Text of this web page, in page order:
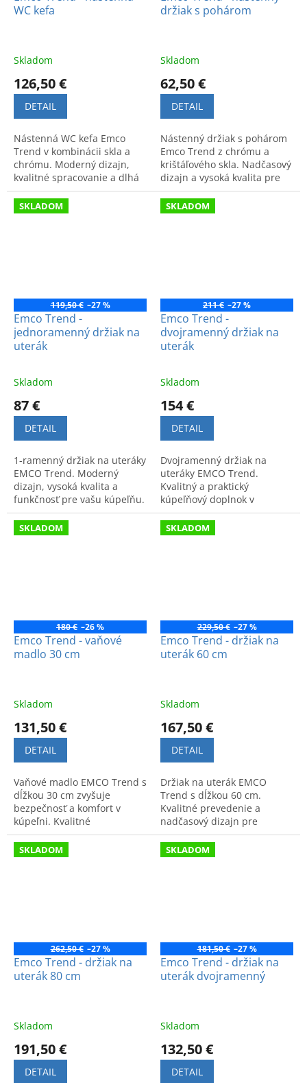
WC kefa
Skladom
126,50 €
DETAIL
Nástenná WC kefa Emco
Trend v kombinácii skla a
chrómu. Moderný dizajn,
kvalitné spracovanie a dlhá
životnosť. Štýlový a funkčný
doplnok do každej kúpeľne.
držiak s pohárom
Skladom
62,50 €
DETAIL
Nástenný držiak s pohárom
Emco Trend z chrómu a
krištáľového skla. Nadčasový
dizajn a vysoká kvalita pre
vašu kúpeľňu.
SKLADOM
119,50 € –27 %
Emco Trend -
jednoramenný držiak na
uterák
Skladom
87 €
DETAIL
1-ramenný držiak na uteráky
EMCO Trend. Moderný
dizajn, vysoká kvalita a
funkčnosť pre vašu kúpeľňu.
Model: 025000132.
SKLADOM
211 € –27 %
Emco Trend -
dvojramenný držiak na
uterák
Skladom
154 €
DETAIL
Dvojramenný držiak na
uteráky EMCO Trend.
Kvalitný a praktický
kúpeľňový doplnok v
modernom dizajne.
SKLADOM
180 € –26 %
Emco Trend - vaňové
madlo 30 cm
Skladom
131,50 €
DETAIL
Vaňové madlo EMCO Trend s
dĺžkou 30 cm zvyšuje
bezpečnosť a komfort v
kúpeľni. Kvalitné
vyhotovenie v modernom
dizajne.
SKLADOM
229,50 € –27 %
Emco Trend - držiak na
uterák 60 cm
Skladom
167,50 €
DETAIL
Držiak na uterák EMCO
Trend s dĺžkou 60 cm.
Kvalitné prevedenie a
nadčasový dizajn pre
modernú kúpeľňu. Dlhá
životnosť od popredného
výrobcu.
SKLADOM
262,50 € –27 %
Emco Trend - držiak na
uterák 80 cm
Skladom
191,50 €
DETAIL
SKLADOM
181,50 € –27 %
Emco Trend - držiak na
uterák dvojramenný
Skladom
132,50 €
DETAIL